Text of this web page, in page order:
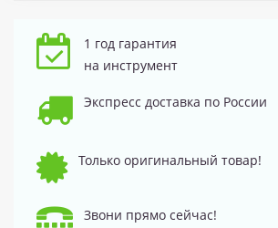
1 год гарантия
на инструмент
Экспресс доставка по России
Только оригинальный товар!
Звони прямо сейчас!